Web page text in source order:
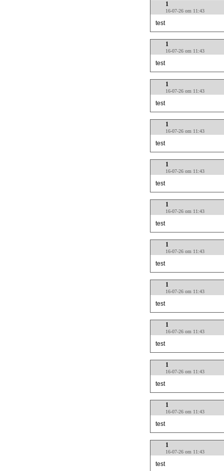
1
16-07-26 om 11:43
test
1
16-07-26 om 11:43
test
1
16-07-26 om 11:43
test
1
16-07-26 om 11:43
test
1
16-07-26 om 11:43
test
1
16-07-26 om 11:43
test
1
16-07-26 om 11:43
test
1
16-07-26 om 11:43
test
1
16-07-26 om 11:43
test
1
16-07-26 om 11:43
test
1
16-07-26 om 11:43
test
1
16-07-26 om 11:43
test